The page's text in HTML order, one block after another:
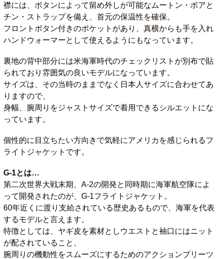
襟には、ボタンによって留め外しが可能なムートン・ボアと
チン・ストラップを備え、首元の保温性を確保。
フロントボタン付きのポケットがあり、真横からも手を入れ
ハンドウォーマーとして使えるようにもなっています。
裏地の背中部分には米海軍時代のチェックリストが別布で貼
られており雰囲気の良いモデルになっています。
サイズは、その当時のままでなく日本人サイズに合わせてあ
りますので、
身幅、腕周りをジャストサイズで着用できるシルエットにな
っています。
個性的に目立ちたい方向きで気軽にアメリカを感じられるフ
ライトジャケットです。
G-1とは…
第二次世界大戦末期、A-2の開発と同時期に海軍航空隊によ
って開発されたのが、G-1フライトジャケット。
60年近くに渡り支給されている歴史あるもので、海軍を代表
するモデルと言えます。
特徴としては、ヤギ皮を素材としウエストと袖口にはニット
が配されていること、
腕周りの機動性をスムーズにするためのアクションプリーツ